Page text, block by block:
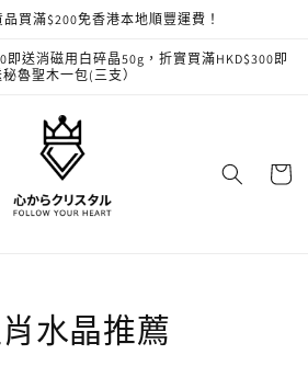
買滿$200免香港本地順豐運費！
即送消磁用白碎晶50g，折實買滿HKD$300即
魯聖木一包(三支）
物
水晶推薦